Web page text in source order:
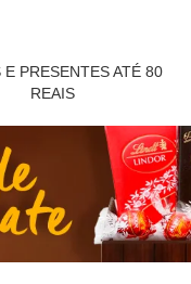
E PRESENTES ATÉ 80
REAIS